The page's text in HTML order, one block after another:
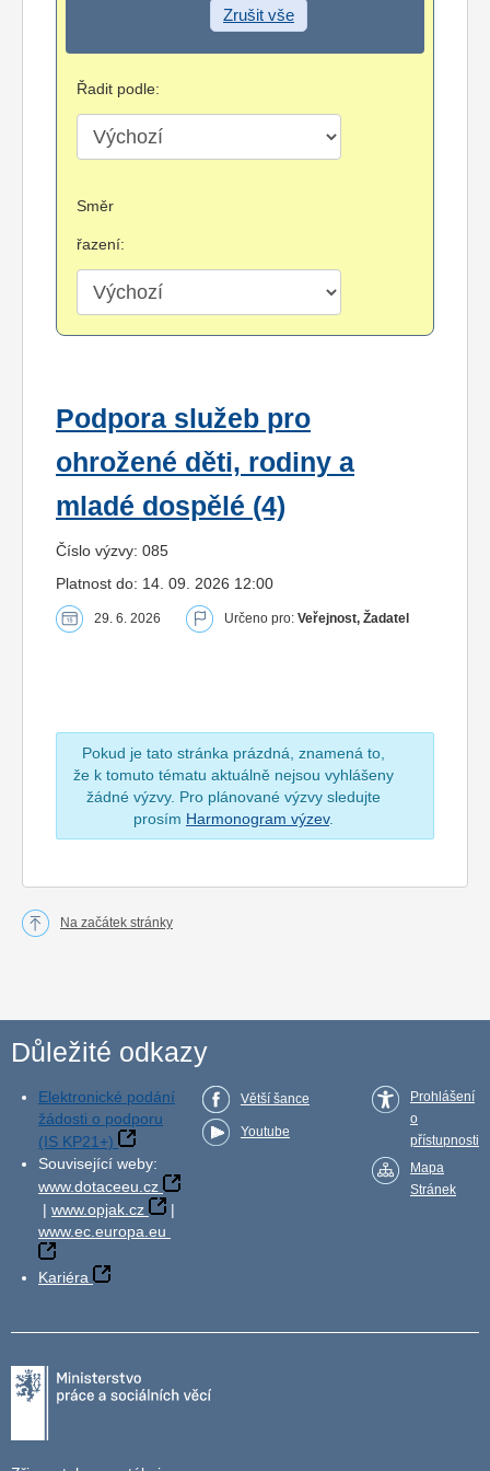
Zrušit vše
Řadit podle:
Směr
řazení:
Podpora služeb pro
ohrožené děti, rodiny a
mladé dospělé (4)
Číslo výzvy: 085
Platnost do: 14. 09. 2026 12:00
29. 6. 2026 Určeno pro: Veřejnost, Žadatel
Pokud je tato stránka prázdná, znamená to,
že k tomuto tématu aktuálně nejsou vyhlášeny
žádné výzvy. Pro plánované výzvy sledujte
prosím Harmonogram výzev.
Na začátek stránky
Důležité odkazy
Elektronické podání
žádosti o podporu
(IS KP21+)
Související weby:
www.dotaceeu.cz
| www.opjak.cz
|
www.ec.europa.eu
Kariéra
Větší šance
Youtube
Prohlášení
o
přístupnosti
Mapa
Stránek